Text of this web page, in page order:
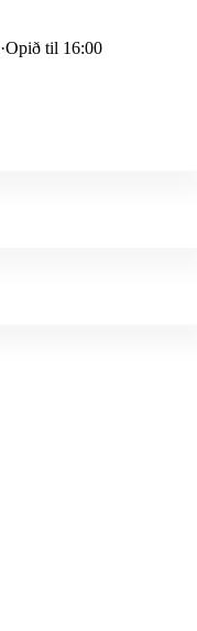
·Opið til 16:00